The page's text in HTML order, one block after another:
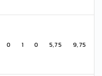
0 1 0 5,75 9,75